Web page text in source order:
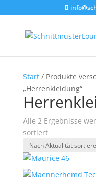
Start/ Produkte
„Herrenkleidung“
Alle 2 Ergebnisse
sortiert